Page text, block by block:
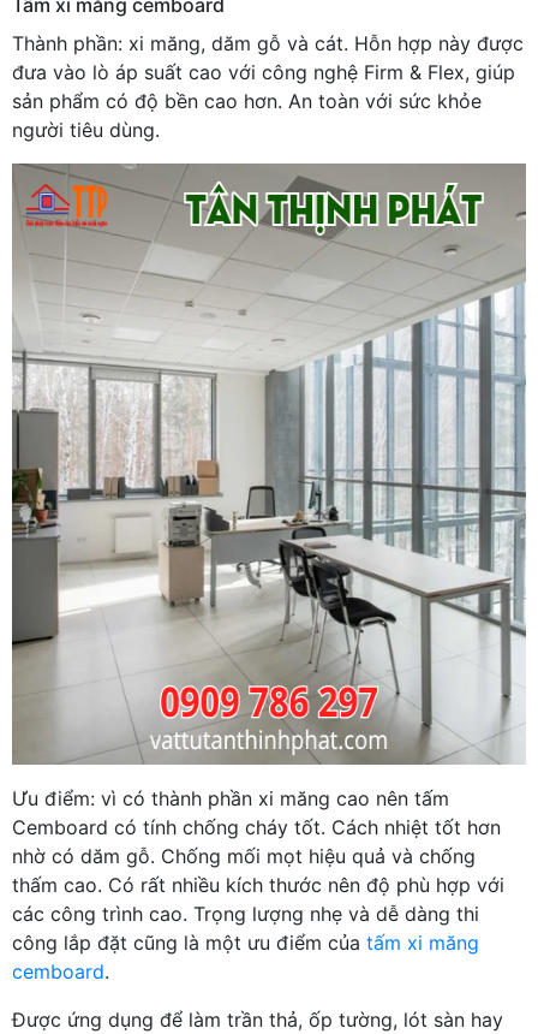
Thành phần: xi măng, dăm gỗ và cát. Hỗn hợp này được
đưa vào lò áp suất cao với công nghệ Firm & Flex, giúp
sản phẩm có độ bền cao hơn. An toàn với sức khỏe
người tiêu dùng.
Ưu điểm: vì có thành phần xi măng cao nên tấm
Cemboard có tính chống cháy tốt. Cách nhiệt tốt hơn
nhờ có dăm gỗ. Chống mối mọt hiệu quả và chống
thấm cao. Có rất nhiều kích thước nên độ phù hợp với
các công trình cao. Trọng lượng nhẹ và dễ dàng thi
công lắp đặt cũng là một ưu điểm của tấm xi măng
cemboard.
Được ứng dụng để làm trần thả, ốp tường, lót sàn hay